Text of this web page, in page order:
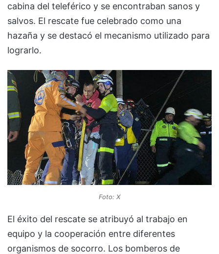
cabina del teleférico y se encontraban sanos y
salvos. El rescate fue celebrado como una
hazaña y se destacó el mecanismo utilizado para
lograrlo.
Foto: X
El éxito del rescate se atribuyó al trabajo en
equipo y la cooperación entre diferentes
organismos de socorro. Los bomberos de